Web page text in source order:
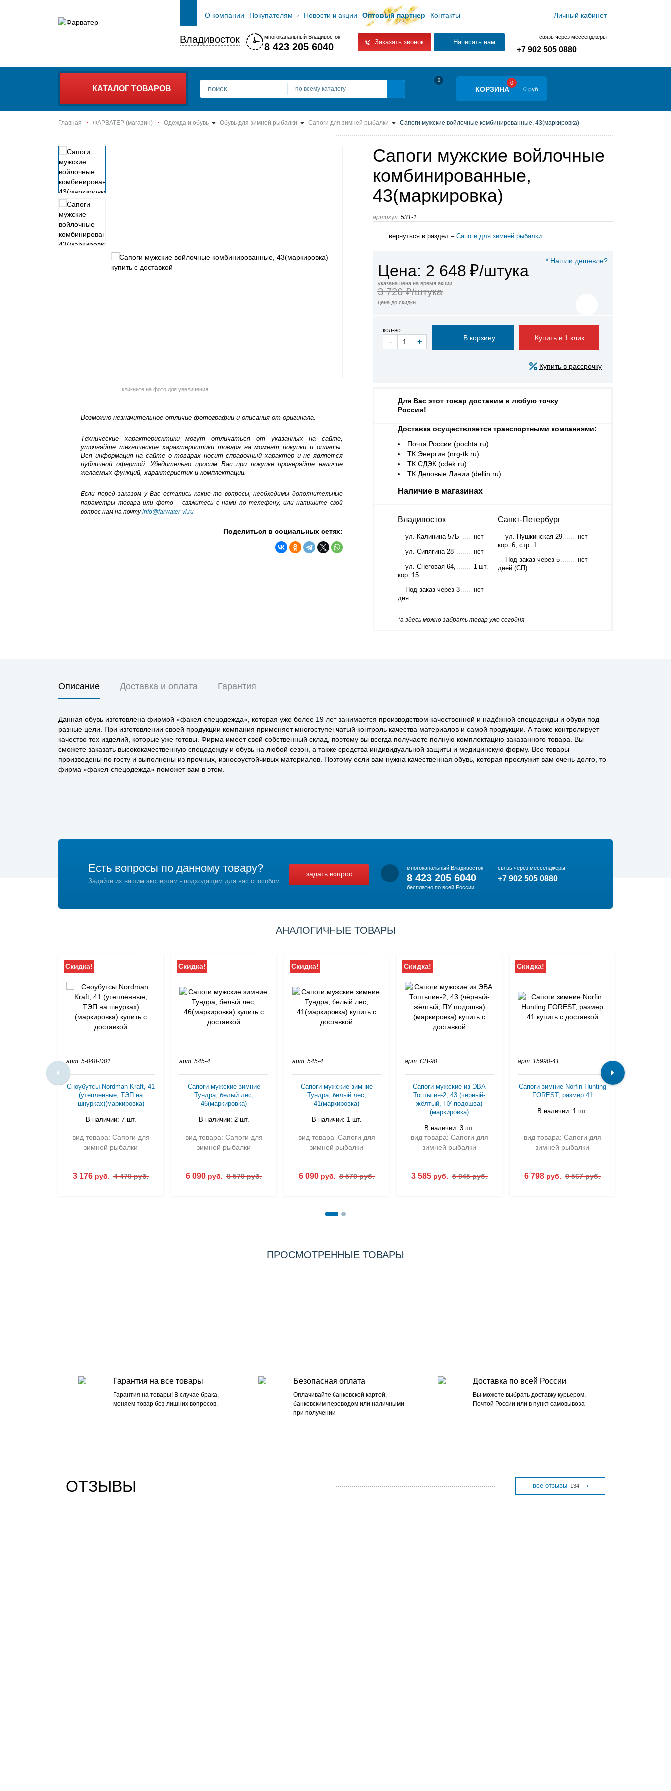
О компании Покупателям Новости и акции Оптовый партнер Контакты Личный кабинет
Владивосток многоканальный Владивосток
8 423 205 6040 Заказать звонок Написать нам
связь через мессенджеры
+7 902 505 0880
КАТАЛОГ ТОВАРОВ по всему каталогу
0
КОРЗИНА
0
0 руб.
Главная ФАРВАТЕР (магазин) Одежда и обувь Обувь для зимней рыбалки Сапоги для зимней рыбалки Сапоги мужские войлочные комбинированные, 43(маркировка)
Сапоги мужские войлочные
комбинированные,
43(маркировка)
артикул: 531-1
вернуться в раздел – Сапоги для зимней рыбалки
кликните на фото для увеличения
Возможно незначительное отличие фотографии и описания от оригинала.
Технические характерисктики могут отличаться от указанных на сайте,
уточняйте технические характеристики товара на момент покупки и оплаты.
Вся информация на сайте о товарах носит справочный характер и не является
публичной офертой. Убедительно просим Вас при покупке проверяйте наличие
желаемых функций, характеристик и комплектации.
Если перед заказом у Вас остались какие то вопросы, необходимы дополнительные
параметры товара или фото – cвяжитесь с нами по телефону, или напишите свой
вопрос нам на почтуinfo@farwater-vl.ru
Поделиться в социальных сетях:
* Нашли дешевле?
Цена: 2 648 ₽/штука
указана цена на время акции
3 726 ₽/штука
цена до скидки
кол-во:
- + Купить в 1 клик
Купить в рассрочку
Для Вас этот товар доставим в любую точку
России!
Доставка осуществляется транспортными компаниями:
Почта России (pochta.ru)
ТК Энергия (nrg-tk.ru)
ТК СДЭК (cdek.ru)
ТК Деловые Линии (dellin.ru)
Наличие в магазинах
Владивосток
ул. Калинина 57Б нет
ул. Сипягина 28 нет
ул. Снеговая 64,
кор. 15
1 шт.
Под заказ через 3
дня
нет
Санкт-Петербург
ул. Пушкинская 29
кор. 6, стр. 1
нет
Под заказ через 5
дней (СП)
нет
*а здесь можно забрать товар уже сегодня
Описание Доставка и оплата Гарантия
Данная обувь изготовлена фирмой «факел-спецодежда», которая уже более 19 лет занимается производством качественной и надёжной спецодежды и обуви под
разные цели. При изготовлении своей продукции компания применяет многоступенчатый контроль качества материалов и самой продукции. А также контролирует
качество тех изделий, которые уже готовы. Фирма имеет свой собственный склад, поэтому вы всегда получаете полную комплектацию заказанного товара. Вы
сможете заказать высококачественную спецодежду и обувь на любой сезон, а также средства индивидуальной защиты и медицинскую форму. Все товары
произведены по госту и выполнены из прочных, износоустойчивых материалов. Поэтому если вам нужна качественная обувь, которая прослужит вам очень долго, то
фирма «факел-спецодежда» поможет вам в этом.
Есть вопросы по данному товару?
Задайте их нашим экспертам - подходящим для вас способом.
задать вопрос
многоканальный Владивосток
8 423 205 6040
бесплатно по всей России
связь через мессенджеры
+7 902 505 0880
АНАЛОГИЧНЫЕ ТОВАРЫ
Скидка!
арт: 5-048-D01
Сноубутсы Nordman Kraft, 41
(утепленные, ТЭП на
шнурках)(маркировка)
В наличии: 7 шт.
вид товара: Сапоги для
зимней рыбалки
3 176 руб. 4 470 руб.
Скидка!
арт: 545-4
Сапоги мужские зимние
Тундра, белый лес,
46(маркировка)
В наличии: 2 шт.
вид товара: Сапоги для
зимней рыбалки
6 090 руб. 8 570 руб.
Скидка!
арт: 545-4
Сапоги мужские зимние
Тундра, белый лес,
41(маркировка)
В наличии: 1 шт.
вид товара: Сапоги для
зимней рыбалки
6 090 руб. 8 570 руб.
Скидка!
арт: СВ-90
Сапоги мужские из ЭВА
Топтыгин-2, 43 (чёрный-
жёлтый, ПУ подошва)
(маркировка)
В наличии: 3 шт.
вид товара: Сапоги для
зимней рыбалки
3 585 руб. 5 045 руб.
Скидка!
арт: 15990-41
Сапоги зимние Norfin Hunting
FOREST, размер 41
В наличии: 1 шт.
вид товара: Сапоги для
зимней рыбалки
6 798 руб. 9 567 руб.
ПРОСМОТРЕННЫЕ ТОВАРЫ
Гарантия на все товары
Гарантия на товары! В случае брака,
меняем товар без лишних вопросов.
Безопасная оплата
Оплачивайте банковской картой,
банковским переводом или наличными
при получении
Доставка по всей России
Вы можете выбрать доставку курьером,
Почтой России или в пункт самовывоза
ОТЗЫВЫ все отзывы 134